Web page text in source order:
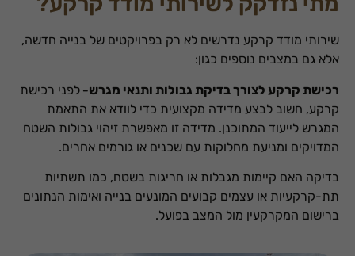
שירותי מודד קרקע נדרשים לא רק בפרויקטים של בנייה חדשה,
אלא גם במצבים נוספים כגון:
רכישת קרקע לצורך בדיקת גבולות ותנאי מגרש- לפני רכישת
קרקע, חשוב לבצע מדידה מקצועית כדי לוודא את התאמת
המגרש לייעוד המתוכנן. מדידה זו מאפשרת זיהוי גבולות השטח
המדויקים ומניעת מחלוקות עם שכנים או גורמים אחרים.
בדיקה האם קיימות מגבלות או חריגות בשטח, כמו תשתיות
תת-קרקעיות או עצמים קבועים המונעים בנייה ואימות הנתונים
ברישום המקרקעין מול המצב בפועל.